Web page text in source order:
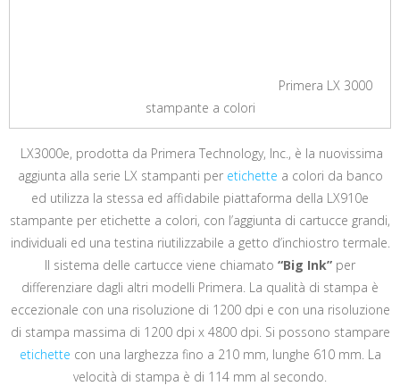
Primera LX 3000
stampante a colori
LX3000e, prodotta da Primera Technology, Inc., è la nuovissima
aggiunta alla serie LX stampanti per etichette a colori da banco
ed utilizza la stessa ed affidabile piattaforma della LX910e
stampante per etichette a colori, con l’aggiunta di cartucce grandi,
individuali ed una testina riutilizzabile a getto d’inchiostro termale.
Il sistema delle cartucce viene chiamato “Big Ink” per
differenziare dagli altri modelli Primera. La qualità di stampa è
eccezionale con una risoluzione di 1200 dpi e con una risoluzione
di stampa massima di 1200 dpi x 4800 dpi. Si possono stampare
etichette con una larghezza fino a 210 mm, lunghe 610 mm. La
velocità di stampa è di 114 mm al secondo.